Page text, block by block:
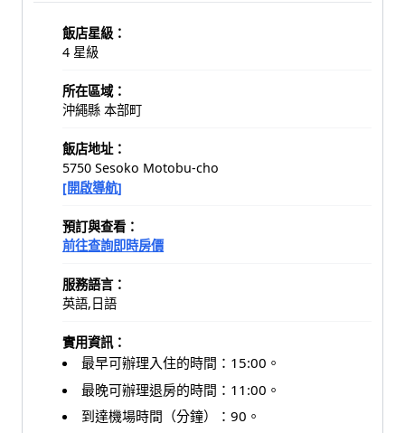
飯店星級：
4 星級
所在區域：
沖繩縣 本部町
飯店地址：
5750 Sesoko Motobu-cho
[開啟導航]
預訂與查看：
前往查詢即時房價
服務語言：
英語,日語
實用資訊：
最早可辦理入住的時間：15:00。
最晚可辦理退房的時間：11:00。
到達機場時間（分鐘）：90。